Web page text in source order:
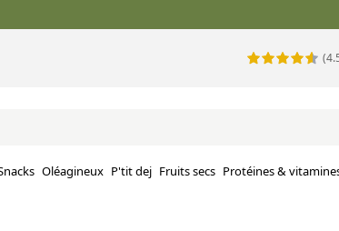
Oléagineux P'tit dej Fruits secs Protéines &